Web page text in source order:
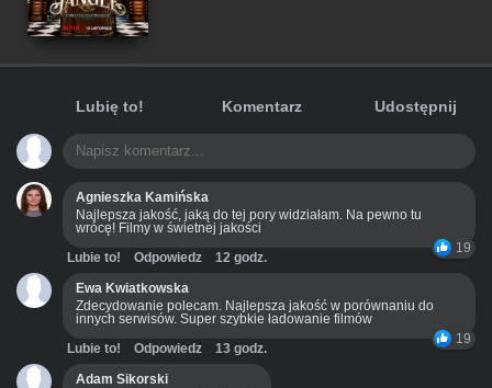
Lubię to! Komentarz Udostępnij
Agnieszka Kamińska
Najlepsza jakość, jaką do tej pory widziałam. Na pewno tu
wrócę! Filmy w świetnej jakości
19
Lubie to! Odpowiedz
12 godz.
Ewa Kwiatkowska
Zdecydowanie polecam. Najlepsza jakość w porównaniu do
innych serwisów. Super szybkie ładowanie filmów
19
Lubie to! Odpowiedz
13 godz.
Adam Sikorski